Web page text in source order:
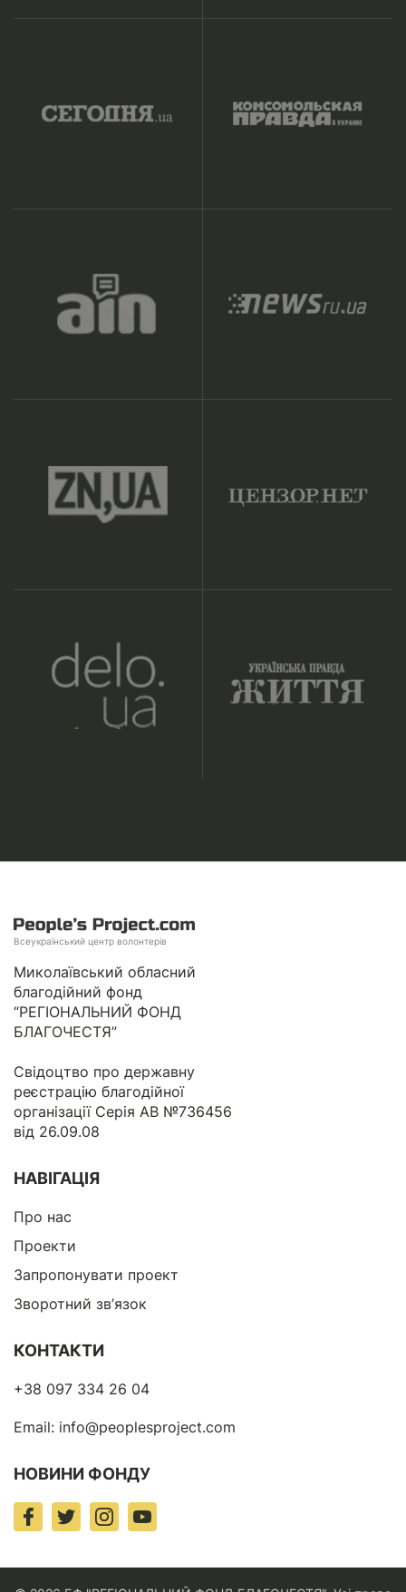
Всеукраїнський центр волонтерів
Миколаївський обласний
благодійний фонд
“РЕГІОНАЛЬНИЙ ФОНД
БЛАГОЧЕСТЯ”
Свідоцтво про державну
реєстрацію благодійної
організації Серія АВ №736456
від 26.09.08
НАВІГАЦІЯ
Про нас
Проекти
Запропонувати проект
Зворотний зв’язок
КОНТАКТИ
+38 097 334 26 04
Email: info@peoplesproject.com
НОВИНИ ФОНДУ